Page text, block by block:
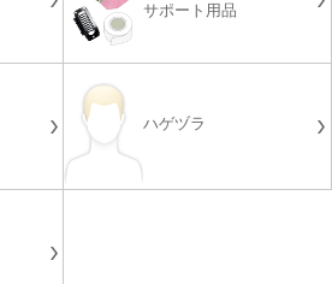
サポート用品
ハゲヅラ